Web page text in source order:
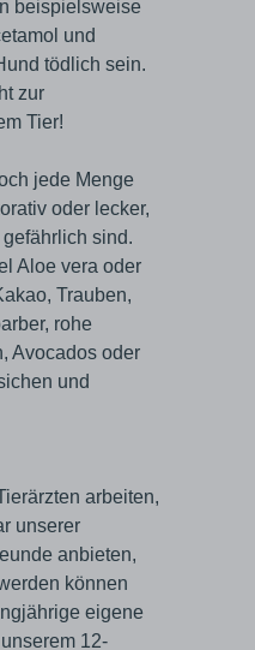
beispielsweise
und
tödlich sein.
zur
Tier!
jede Menge
oder lecker,
sind.
Aloe vera oder
Trauben,
rohe
Avocados oder
und
arbeiten,
unserer
anbieten,
können
eigene
12-